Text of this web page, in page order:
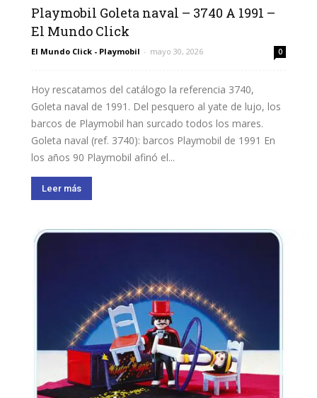
Playmobil Goleta naval – 3740 A 1991 –
El Mundo Click
El Mundo Click - Playmobil - mayo 30, 2026 0
Hoy rescatamos del catálogo la referencia 3740,
Goleta naval de 1991. Del pesquero al yate de lujo, los
barcos de Playmobil han surcado todos los mares.
Goleta naval (ref. 3740): barcos Playmobil de 1991 En
los años 90 Playmobil afinó el...
Leer más